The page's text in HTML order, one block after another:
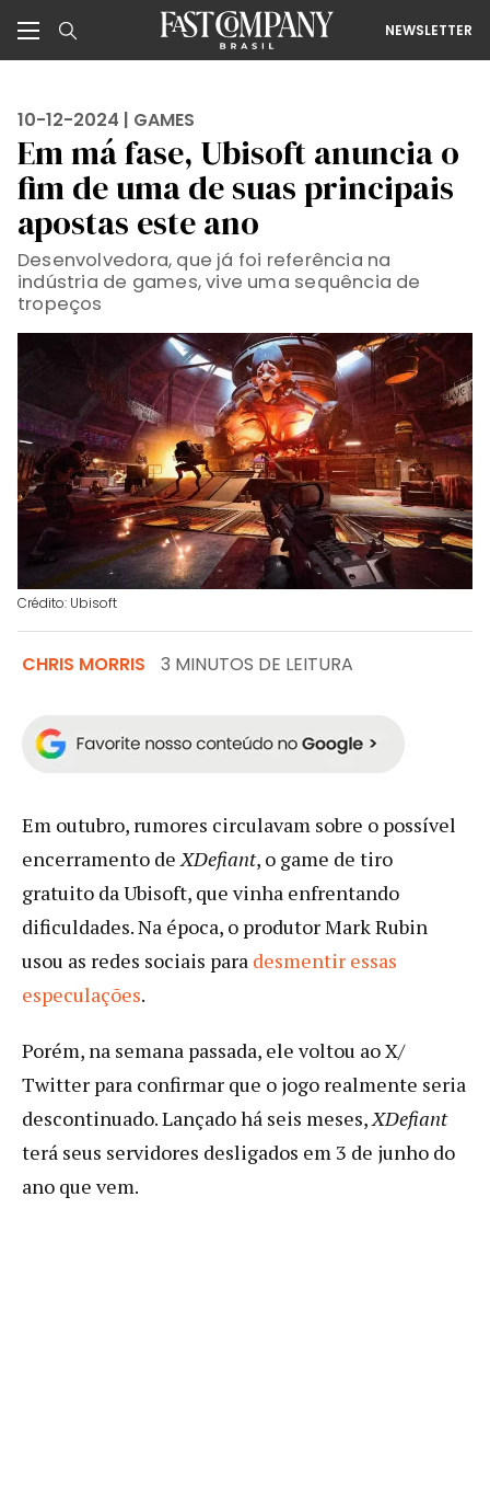
NEWSLETTER
10-12-2024 | GAMES
Em má fase, Ubisoft anuncia o
fim de uma de suas principais
apostas este ano
Desenvolvedora, que já foi referência na
indústria de games, vive uma sequência de
tropeços
Crédito: Ubisoft
CHRIS MORRIS 3 MINUTOS DE LEITURA
Em outubro, rumores circulavam sobre o possível
encerramento deXDefiant, o game de tiro
gratuito da Ubisoft, que vinha enfrentando
dificuldades. Na época, o produtor Mark Rubin
usou as redes sociais para desmentir essas
especulações.
Porém, na semana passada, ele voltou ao X/
Twitter para confirmar que o jogo realmente seria
descontinuado. Lançado há seis meses,XDefiant
terá seus servidores desligados em 3 de junho do
ano que vem.